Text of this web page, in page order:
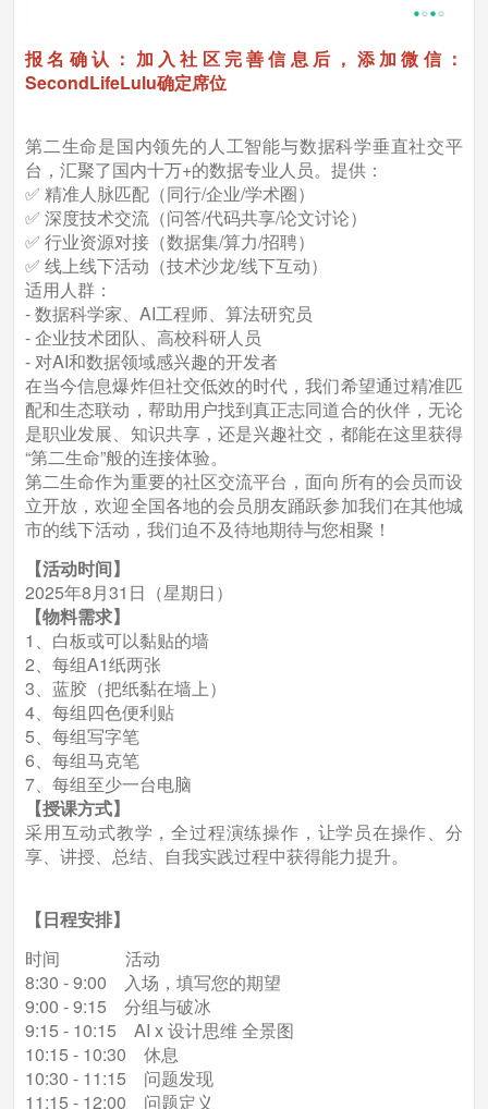
报名确认：加入社区完善信息后，添加微信：
SecondLifeLulu确定席位
第二生命是国内领先的人工智能与数据科学垂直社交平
台，汇聚了国内十万+的数据专业人员。提供：
✅ 精准人脉匹配（同行/企业/学术圈）
✅ 深度技术交流（问答/代码共享/论文讨论）
✅ 行业资源对接（数据集/算力/招聘）
✅ 线上线下活动（技术沙龙/线下互动）
适用人群：
- 数据科学家、AI工程师、算法研究员
- 企业技术团队、高校科研人员
- 对AI和数据领域感兴趣的开发者
在当今信息爆炸但社交低效的时代，我们希望通过精准匹
配和生态联动，帮助用户找到真正志同道合的伙伴，无论
是职业发展、知识共享，还是兴趣社交，都能在这里获得
“第二生命”般的连接体验。
第二生命作为重要的社区交流平台，面向所有的会员而设
立开放，欢迎全国各地的会员朋友踊跃参加我们在其他城
市的线下活动，我们迫不及待地期待与您相聚！
【活动时间】
2025年8月31日（星期日）
【物料需求】
1、白板或可以黏贴的墙
2、每组A1纸两张
3、蓝胶（把纸黏在墙上）
4、每组四色便利贴
5、每组写字笔
6、每组马克笔
7、每组至少一台电脑
【授课方式】
采用互动式教学，全过程演练操作，让学员在操作、分
享、讲授、总结、自我实践过程中获得能力提升。
【日程安排】
时间 活动
8:30 - 9:00 入场，填写您的期望
9:00 - 9:15 分组与破冰
9:15 - 10:15 AI x 设计思维 全景图
10:15 - 10:30 休息
10:30 - 11:15 问题发现
11:15 - 12:00 问题定义